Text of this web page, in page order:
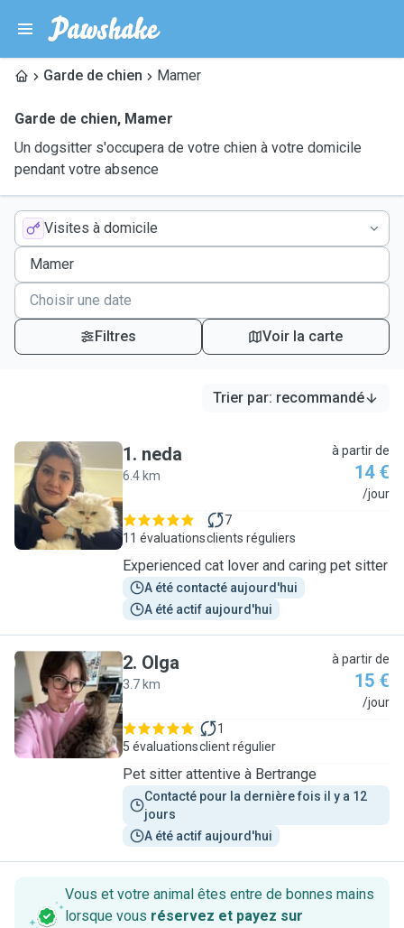
Garde de chien Mamer
Garde de chien, Mamer
Un dogsitter s'occupera de votre chien à votre domicile
pendant votre absence
Visites à domicile
Filtres Voir la carte
Trier par: recommandé
N
1. neda
6.4 km
à partir de
14 €
/jour
11 évaluations
7
clients réguliers
Experienced cat lover and caring pet sitter
A été contacté aujourd'hui
A été actif aujourd'hui
O
2. Olga
3.7 km
à partir de
15 €
/jour
5 évaluations
1
client régulier
Pet sitter attentive à Bertrange
Contacté pour la dernière fois il y a 12
jours
A été actif aujourd'hui
Vous et votre animal êtes entre de bonnes mains
lorsque vous réservez et payez sur